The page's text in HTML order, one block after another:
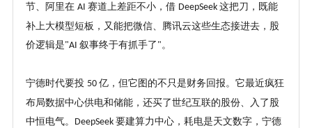
节、阿里在 AI 赛道上差距不小，借 DeepSeek 这把刀，既能
补上大模型短板，又能把微信、腾讯云这些生态接进去，股
价逻辑是"AI 叙事终于有抓手了 " 。
宁德时代要投 50 亿，但它图的不只是财务回报。它最近疯狂
布局数据中心供电和储能，还买了世纪互联的股份、入了股
中恒电气。
DeepSeek 要建算力中心，耗电是天文数字，宁德